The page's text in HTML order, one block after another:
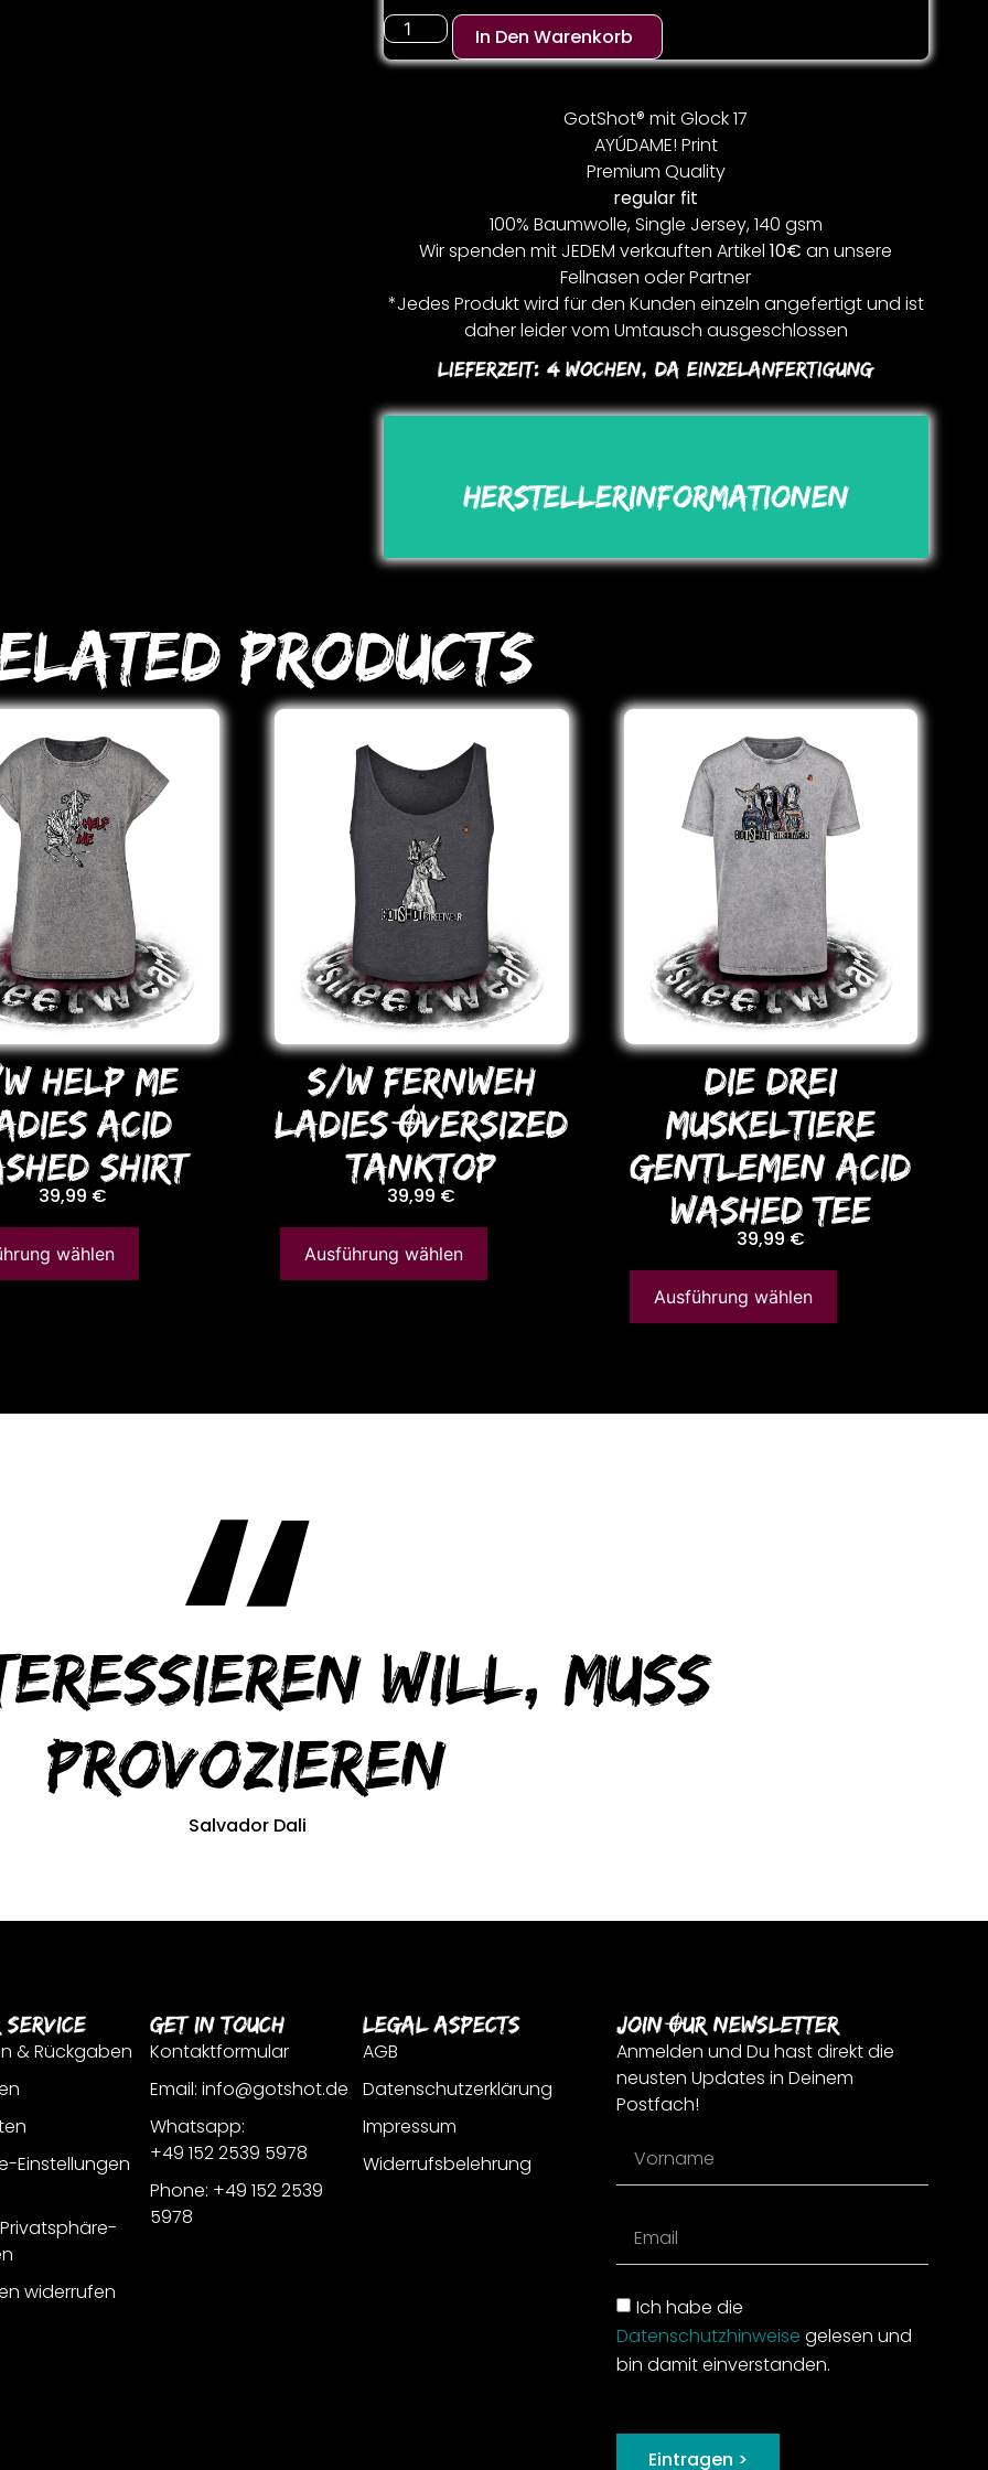
In Den Warenkorb
GotShot® mit Glock 17
AYÚDAME! Print
Premium Quality
regular fit
100% Baumwolle, Single Jersey, 140 gsm
Wir spenden mit JEDEM verkauften Artikel10€ an unsere
Fellnasen oder Partner
*Jedes Produkt wird für den Kunden einzeln angefertigt und ist
daher leider vom Umtausch ausgeschlossen
Lieferzeit:4 Wochen, Da Einzelanfertigung
Herstellerinformationen
Products
HELP ME
ACID
SHIRT
39,99 €
wählen
S/W FERNWEH
LADIES OVERSIZED
TANKToP
39,99 €
Ausführung wählen
DIE DREI
MUSKELTIERE
GENTLEMEN ACID
WASHED TEE
39,99 €
Ausführung wählen
will, muss
provozieren
Salvador Dali
Service
& Rückgaben
Einstellungen
widerrufen
Get In Touch
Kontaktformular
Email: info@gotshot.de
Whatsapp:
+49 152 2539 5978
Phone: +49 152 2539
5978
Legal Aspects
AGB
Datenschutzerklärung
Impressum
Widerrufsbelehrung
Join Our Newsletter
Anmelden und Du hast direkt die
neusten Updates in Deinem
Postfach!
Ich habe die
Datenschutzhinweise gelesen und
bin damit einverstanden.
Eintragen >